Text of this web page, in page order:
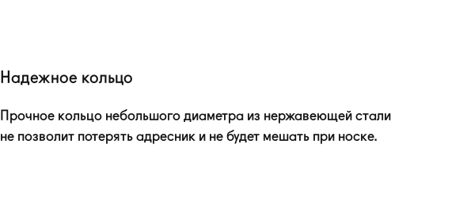
Надежное кольцо
Прочное кольцо небольшого диаметра из нержавеющей стали
не позволит потерять адресник и не будет мешать при носке.